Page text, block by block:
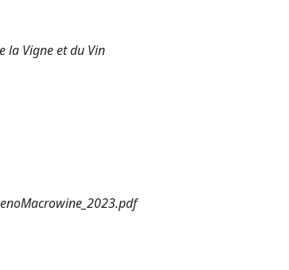
la Vigne et du Vin